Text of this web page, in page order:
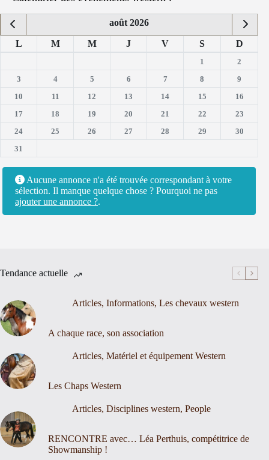
août 2026
L M M J V S D
1
2
3
4 5 6 7 8
9
10
11 12 13 14 15
16
17
18 19 20 21 22
23
24
25 26 27 28 29
30
31
Aucune annonce n'a été trouvée correspondant à votre
sélection. Il manque quelque chose ? Pourquoi ne pas
ajouter une annonce ?.
Tendance actuelle
Articles, Informations, Les chevaux western
A chaque race, son association
Articles, Matériel et équipement Western
Les Chaps Western
Articles, Disciplines western, People
RENCONTRE avec… Léa Perthuis, compétitrice de
Showmanship !